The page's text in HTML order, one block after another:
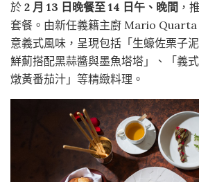
於 2 月 13 日晚餐至 14 日午、晚間 ，
套餐。由新任義籍主廚 Mario Quarta
意義式風味，呈現包括「生蠔佐栗子
鮮薊搭配黑蒜醬與墨魚塔塔」、「義
燉黃番茄汁」等精緻料理。